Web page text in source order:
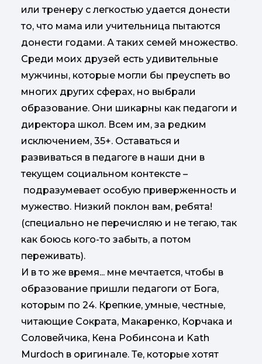
или тренеру с легкостью удается донести
то, что мама или учительница пытаются
донести годами. А таких семей множество.
Среди моих друзей есть удивительные
мужчины, которые могли бы преуспеть во
многих других сферах, но выбрали
образование. Они шикарны как педагоги и
директора школ. Всем им, за редким
исключением, 35+. Оставаться и
развиваться в педагоге в наши дни в
текущем социальном контексте –
подразумевает особую приверженность и
мужество. Низкий поклон вам, ребята!
(специально не перечисляю и не тегаю, так
как боюсь кого-то забыть, а потом
переживать).
И в то же время... мне мечтается, чтобы в
образование пришли педагоги от Бога,
которым по 24. Крепкие, умные, честные,
читающие Cократа, Макаренко, Корчака и
Соловейчика, Кена Робинсона и Kath
Murdoch в оригинале. Те, которые хотят